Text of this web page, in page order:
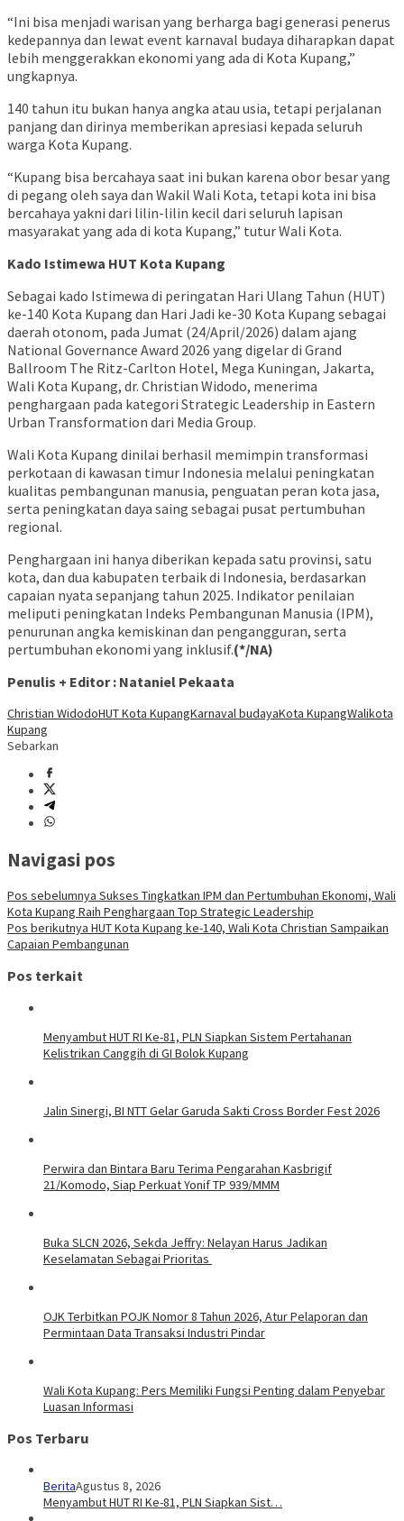
“Ini bisa menjadi warisan yang berharga bagi generasi penerus
kedepannya dan lewat event karnaval budaya diharapkan dapat
lebih menggerakkan ekonomi yang ada di Kota Kupang,”
ungkapnya.
140 tahun itu bukan hanya angka atau usia, tetapi perjalanan
panjang dan dirinya memberikan apresiasi kepada seluruh
warga Kota Kupang.
“Kupang bisa bercahaya saat ini bukan karena obor besar yang
di pegang oleh saya dan Wakil Wali Kota, tetapi kota ini bisa
bercahaya yakni dari lilin-lilin kecil dari seluruh lapisan
masyarakat yang ada di kota Kupang,” tutur Wali Kota.
Kado Istimewa HUT Kota Kupang
Sebagai kado Istimewa di peringatan Hari Ulang Tahun (HUT)
ke-140 Kota Kupang dan Hari Jadi ke-30 Kota Kupang sebagai
daerah otonom, pada Jumat (24/April/2026) dalam ajang
National Governance Award 2026 yang digelar di Grand
Ballroom The Ritz-Carlton Hotel, Mega Kuningan, Jakarta,
Wali Kota Kupang, dr. Christian Widodo, menerima
penghargaan pada kategori Strategic Leadership in Eastern
Urban Transformation dari Media Group.
Wali Kota Kupang dinilai berhasil memimpin transformasi
perkotaan di kawasan timur Indonesia melalui peningkatan
kualitas pembangunan manusia, penguatan peran kota jasa,
serta peningkatan daya saing sebagai pusat pertumbuhan
regional.
Penghargaan ini hanya diberikan kepada satu provinsi, satu
kota, dan dua kabupaten terbaik di Indonesia, berdasarkan
capaian nyata sepanjang tahun 2025. Indikator penilaian
meliputi peningkatan Indeks Pembangunan Manusia (IPM),
penurunan angka kemiskinan dan pengangguran, serta
pertumbuhan ekonomi yang inklusif.(*/NA)
Penulis + Editor : Nataniel Pekaata
Christian WidodoHUT Kota KupangKarnaval budayaKota KupangWalikota
Kupang
Sebarkan
Navigasi pos
Pos sebelumnya Sukses Tingkatkan IPM dan Pertumbuhan Ekonomi, Wali
Kota Kupang Raih Penghargaan Top Strategic Leadership
Pos berikutnya HUT Kota Kupang ke-140, Wali Kota Christian Sampaikan
Capaian Pembangunan
Pos terkait
Menyambut HUT RI Ke-81, PLN Siapkan Sistem Pertahanan
Kelistrikan Canggih di GI Bolok Kupang
Jalin Sinergi, BI NTT Gelar Garuda Sakti Cross Border Fest 2026
Perwira dan Bintara Baru Terima Pengarahan Kasbrigif
21/Komodo, Siap Perkuat Yonif TP 939/MMM
Buka SLCN 2026, Sekda Jeffry: Nelayan Harus Jadikan
Keselamatan Sebagai Prioritas
OJK Terbitkan POJK Nomor 8 Tahun 2026, Atur Pelaporan dan
Permintaan Data Transaksi Industri Pindar
Wali Kota Kupang: Pers Memiliki Fungsi Penting dalam Penyebar
Luasan Informasi
Pos Terbaru
BeritaAgustus 8, 2026
Menyambut HUT RI Ke-81, PLN Siapkan Sist…